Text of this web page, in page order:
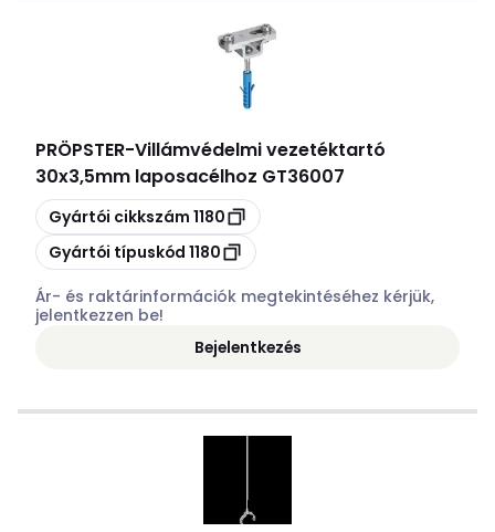
PRÖPSTER-Villámvédelmi vezetéktartó
30x3,5mm laposacélhoz GT36007
Másolás
Gyártói cikkszám 1180
Másolás
Gyártói típuskód 1180
Ár- és raktárinformációk megtekintéséhez kérjük,
jelentkezzen be!
Bejelentkezés